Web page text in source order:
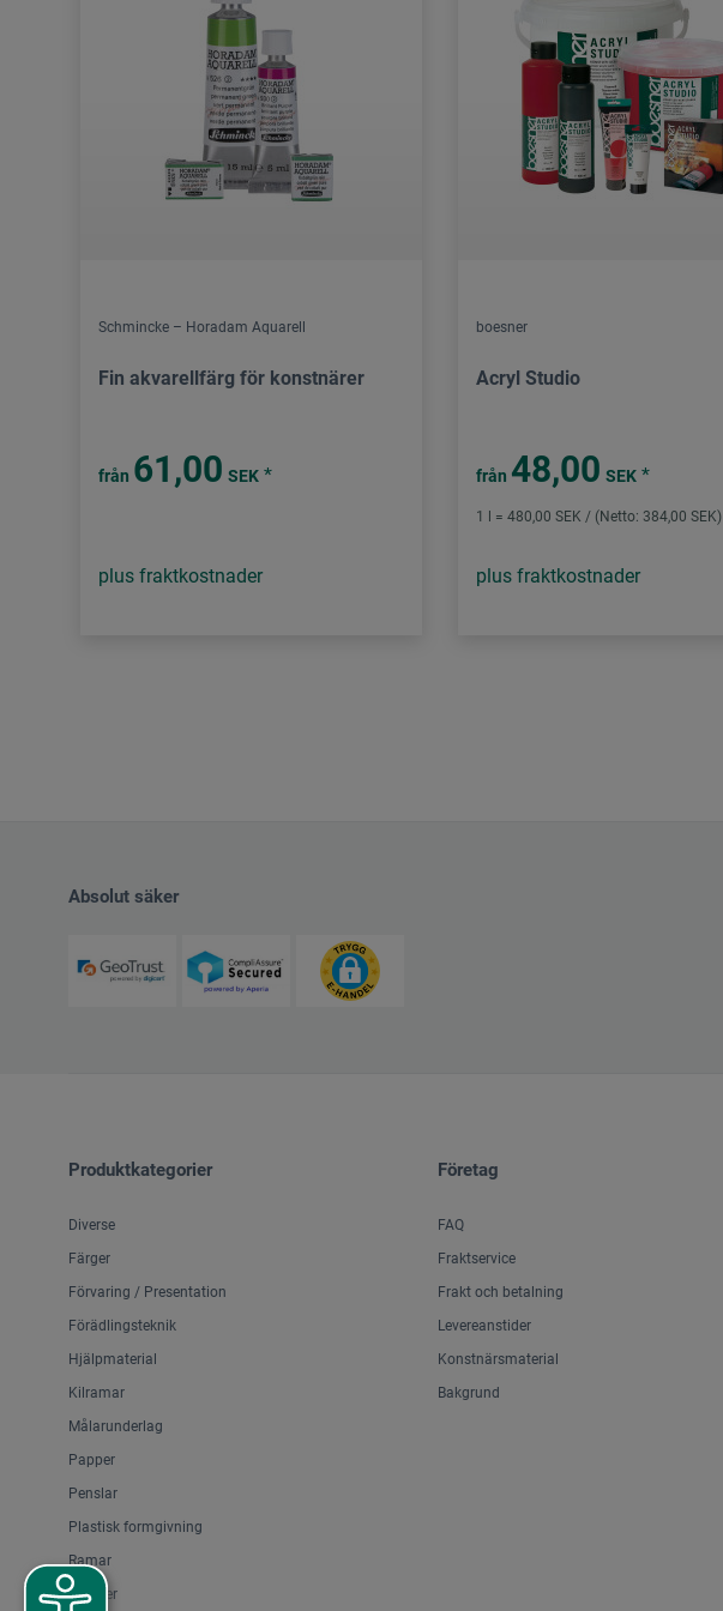
Schmincke – Horadam Aquarell
Fin akvarellfärg för konstnärer
från 61,00 SEK *
plus fraktkostnader
boesner
Acryl Studio
från 48,00 SEK *
1 l = 480,00 SEK / (Netto: 384,00 SEK)
plus fraktkostnader
Absolut säker
Produktkategorier
Diverse
Färger
Förvaring / Presentation
Förädlingsteknik
Hjälpmaterial
Kilramar
Målarunderlag
Papper
Penslar
Plastisk formgivning
Ramar
Stafflier
Företag
FAQ
Fraktservice
Frakt och betalning
Levereanstider
Konstnärsmaterial
Bakgrund